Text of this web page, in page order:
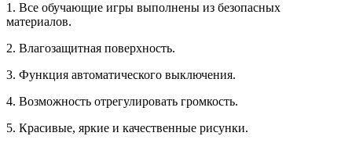
1. Все обучающие игры выполнены из безопасных
материалов.
2. Влагозащитная поверхность.
3. Функция автоматического выключения.
4. Возможность отрегулировать громкость.
5. Красивые, яркие и качественные рисунки.